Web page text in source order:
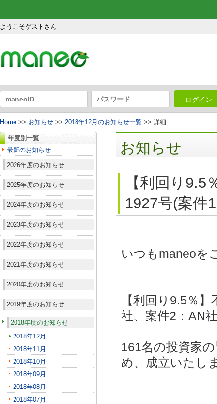
ようこそゲストさん
ログイン
Home >> お知らせ >> 2018年12月のお知らせ一覧 >> 詳細
年度別一覧
最新のお知らせ
2026年度のお知らせ
2025年度のお知らせ
2024年度のお知らせ
2023年度のお知らせ
2022年度のお知らせ
2021年度のお知らせ
2020年度のお知らせ
2019年度のお知らせ
2018年度のお知らせ
2018年12月
2018年11月
2018年10月
2018年09月
2018年08月
2018年07月
お知らせ
【利回り
1927号(案件
いつもmaneoを
【利回り9.5％
社、案件2：AN
161名の投資家
め、成立いたし